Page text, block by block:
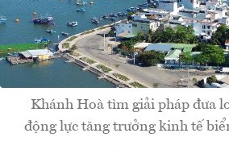
Khánh Hoà tìm giải pháp đưa
động lực tăng trưởng kinh tế